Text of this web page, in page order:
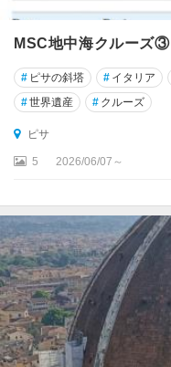
ア
ス
タ
ア
グ
ジ
ン
ト
ア
グ
ロ
ポ
リ
MSC地中海クルーズ③
# ピサの斜塔 # イタリア
#世界遺産 # クルーズ
ピサ
5 2026/06/07～